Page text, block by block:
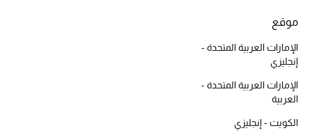
دليل مستلزمات الجمال
أبرز الماركات
عطور الربيع
موقع
الإمارات العربية المتحدة -
إنجليزي
الإمارات العربية المتحدة -
العربية
الكويت - إنجليزي